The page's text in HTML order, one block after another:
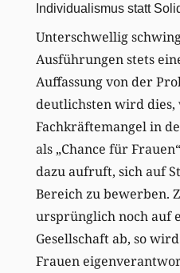
Individualismus statt
Unterschwellig
Ausführungen stets
Auffassung von der
deutlichsten wird dies,
Fachkräftemangel in
als „Chance für
dazu aufruft, sich auf
Bereich zu bewerben.
ursprünglich noch auf
Gesellschaft ab, so
Frauen